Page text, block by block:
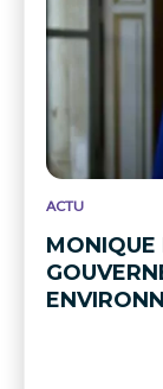
ACTU
MONIQUE